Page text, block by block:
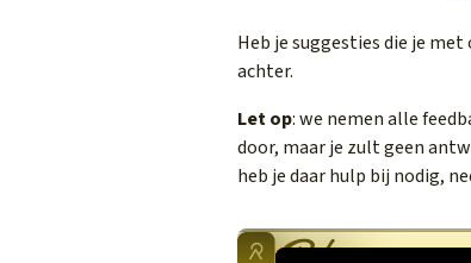
Heb je suggesties die je
achter.
Let op: we nemen alle
door, maar je zult geen
heb je daar hulp bij nodig,